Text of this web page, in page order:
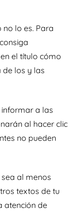
no lo es. Para
el título cómo
los y las
a las
al hacer clic
no pueden
al menos
textos de tu
atención de